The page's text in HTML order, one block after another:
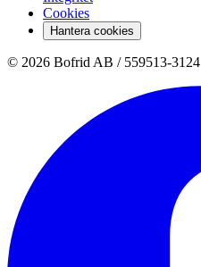
Cookies
Hantera cookies
© 2026 Bofrid AB / 559513-3124